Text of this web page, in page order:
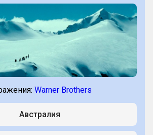
Warner Brothers
Австралия